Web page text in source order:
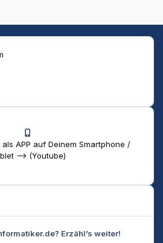
APP auf Deinem Smartphone /
--> (Youtube)
Erzähl’s weiter!